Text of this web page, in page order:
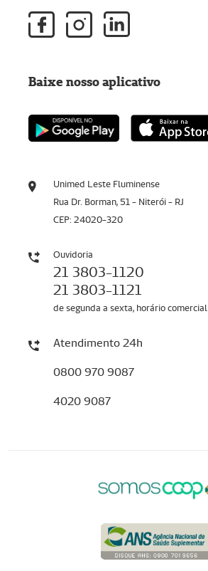
Unimed Leste Fluminense
Rua Dr. Borman, 51 - Niterói - RJ
CEP: 24020-320
Ouvidoria
21 3803-1120
21 3803-1121
de segunda a sexta, horário comercial
Atendimento 24h
0800 970 9087
4020 9087
Baixe nosso aplicativo